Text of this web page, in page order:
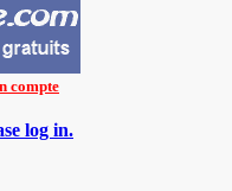
compte
log in.